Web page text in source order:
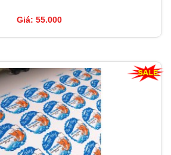
Giá: 55.000